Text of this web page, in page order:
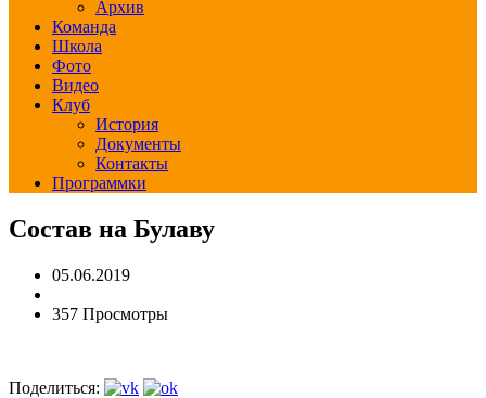
Архив
Команда
Школа
Фото
Видео
Клуб
История
Документы
Контакты
Программки
Состав на Булаву
05.06.2019
357 Просмотры
Поделиться: